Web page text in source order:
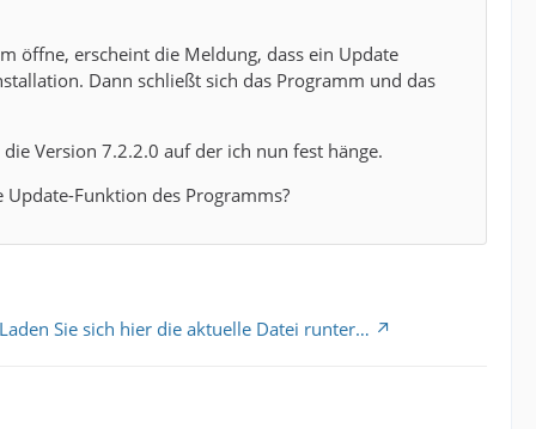
öffne, erscheint die Meldung, dass ein Update
Dann schließt sich das Programm und das
Version 7.2.2.0 auf der ich nun fest hänge.
Funktion des Programms?
Laden Sie sich hier die aktuelle Datei runter…